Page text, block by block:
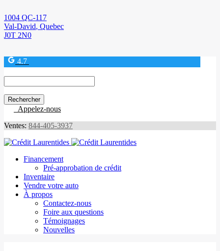
1004 QC-117
Val-David, Quebec
J0T 2N0
4.7
for:
Appelez-nous
Ventes: 844-405-3937
Financement
Pré-approbation de crédit
Inventaire
Vendre votre auto
À propos
Contactez-nous
Foire aux questions
Témoignages
Nouvelles